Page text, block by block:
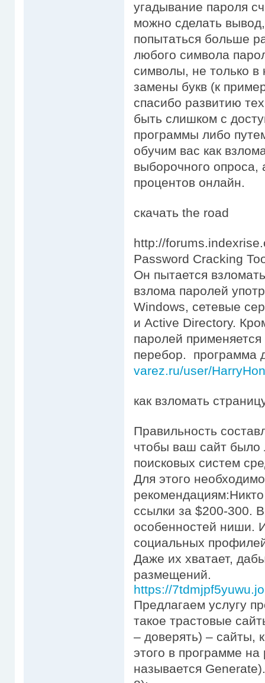
угадывание пароля
можно сделать
попытаться больше
любого символа
символы, не только в
замены букв (к
спасибо развитию
быть слишком с
программы либо
обучим вас как
выборочного
процентов онлайн.
скачать the road
http://
Password Cracking
Он пытается
взлома паролей
Windows, сетевые
и Active Directory.
паролей
перебор. программа
varez.ru/user/
как взломать
Правильность
чтобы ваш сайт было
поисковых систем
Для этого
ссылки за $200-300.
особенностей ниши.
социальных
Даже их хватает,
размещений.
https://
Предлагаем услугу
такое трастовые
– доверять) – сайты,
этого в программе
называется